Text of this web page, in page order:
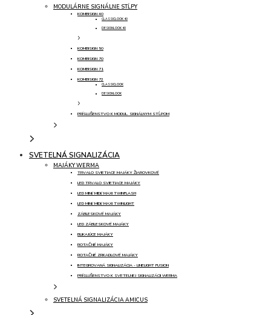
MODULÁRNE SIGNÁLNE STĹPY
KOMBISIGN 40
CLASSICLOOK 40
DESIGNLOOK 40
KOMBISIGN 50
KOMBISIGN 70
KOMBISIGN 71
KOMBISIGN 72
CLASSICLOOK
DESIGNLOOK
PRÍSLUŠENSTVO K MODUL. SIGNÁLNYM STĹPOM
SVETELNÁ SIGNALIZÁCIA
MAJÁKY WERMA
TRVALO SVIETIACE MAJÁKY ŽIAROVKOVÉ
LED TRVALO SVIETIACE MAJÁKY
LED MINI/ MIDI/ MAXI TWINFLASH
LED MINI/ MIDI/ MAXI TWINLIGHT
ZÁBLESKOVÉ MAJÁKY
LED ZÁBLESKOVÉ MAJÁKY
BLIKAJÚCE MAJÁKY
ROTAČNÉ MAJÁKY
ROTAČNÉ ZRKADLOVÉ MAJÁKY
INTEGROVANÁ SIGNALIZÁCIA - LINELIGHT FUSION
PRÍSLUŠENSTVO K SVETELNEJ SIGNALIZÁCII WERMA
SVETELNÁ SIGNALIZÁCIA AMICUS